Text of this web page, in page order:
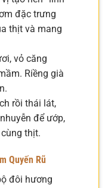
đặc trưng
thịt và mang
vỏ căng
Riềng già
rồi thái lát,
để ướp,
thịt.
Quyến Rũ
đôi hương